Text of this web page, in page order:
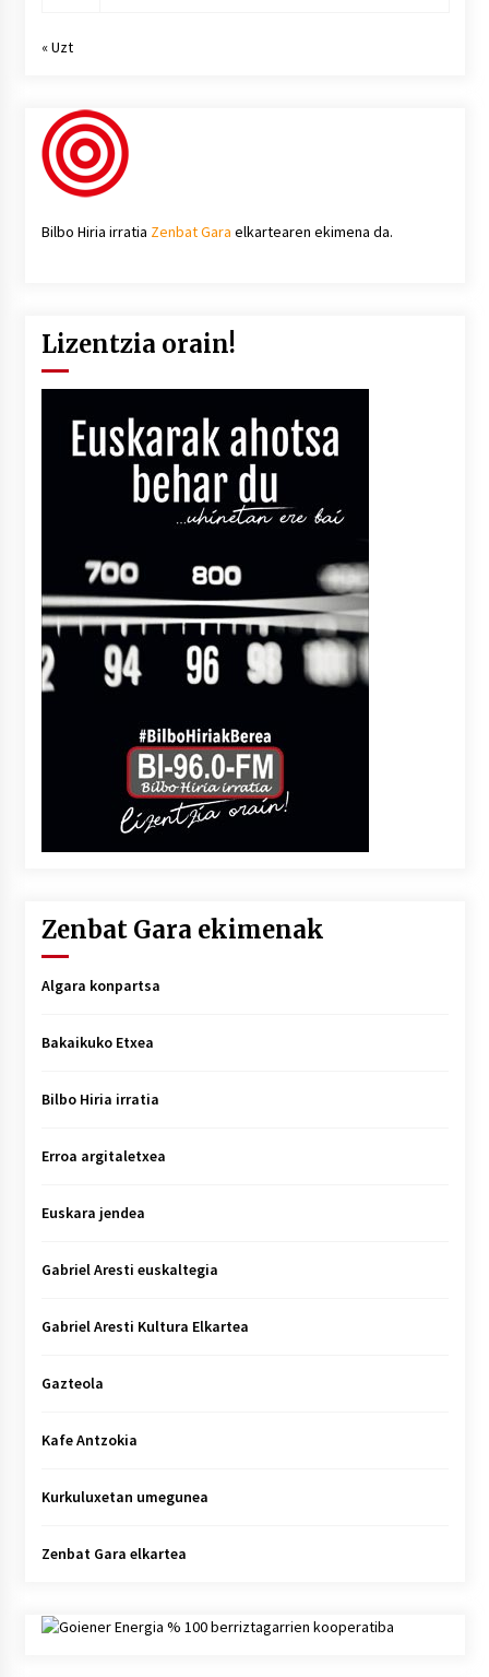
« Uzt
Bilbo Hiria irratia Zenbat Gara elkartearen ekimena da.
Lizentzia orain!
Zenbat Gara ekimenak
Algara konpartsa
Bakaikuko Etxea
Bilbo Hiria irratia
Erroa argitaletxea
Euskara jendea
Gabriel Aresti euskaltegia
Gabriel Aresti Kultura Elkartea
Gazteola
Kafe Antzokia
Kurkuluxetan umegunea
Zenbat Gara elkartea